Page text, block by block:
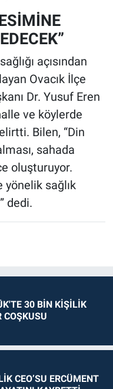
açısından
Ovacık İlçe
Dr. Yusuf Eren
ve köylerde
Bilen, “Din
sahada
oluşturuyor.
sağlık
dedi.
30 BİN KİŞİLİK
COŞKUSU
CEO’SU ERCÜMENT